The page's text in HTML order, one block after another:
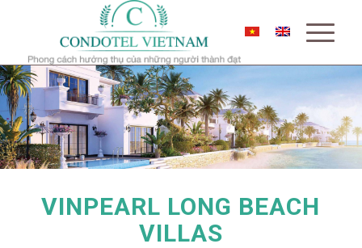
VINPEARL LONG BEACH
VILLAS